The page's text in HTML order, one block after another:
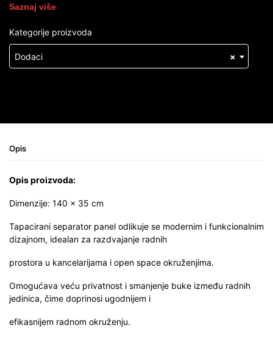
Saznaj više
Kategorije proizvoda
×
Dodaci
Opis
Opis proizvoda:
Dimenzije: 140 × 35 cm
Tapacirani separator panel odlikuje se modernim i funkcionalnim
dizajnom, idealan za razdvajanje radnih
prostora u kancelarijama i open space okruženjima.
Omogućava veću privatnost i smanjenje buke između radnih
jedinica, čime doprinosi ugodnijem i
efikasnijem radnom okruženju.